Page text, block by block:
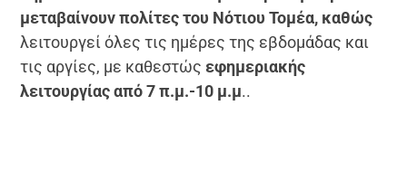
μεταβαίνουν πολίτες του Νότιου Τομέα, καθώς
λειτουργεί όλες τις ημέρες της εβδομάδας και
τις αργίες, με καθεστώς εφημεριακής
λειτουργίας από 7 π.μ.-10 μ.μ..